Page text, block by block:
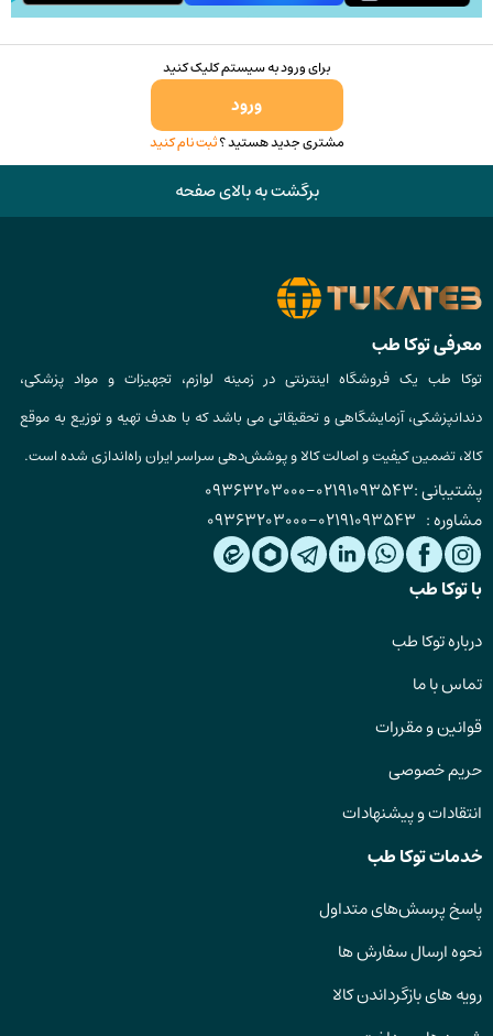
برای ورود به سیستم کلیک کنید
ورود
مشتری جدید هستید ؟ثبت نام کنید
برگشت به بالای صفحه
معرفی توکا طب
توکا طب یک فروشگاه اینترنتی در زمینه لوازم، تجهیزات و مواد پزشکی،
دندانپزشکی، آزمایشگاهی و تحقیقاتی می باشد که با هدف تهیه و توزیع به موقع
کالا، تضمین کیفیت و اصالت کالا و پوشش‌دهی سراسر ایران راه‌اندازی شده است.
پشتیبانی :02191093543
-
09363203000
مشاوره : 02191093543
-
09363203000
با توکا طب
درباره توکا طب
تماس با ما
قوانین و مقررات
حریم خصوصی
انتقادات و پیشنهادات
خدمات توکا طب
پاسخ پرسش‌های متداول
نحوه ارسال سفارش ها
رویه های بازگرداندن کالا